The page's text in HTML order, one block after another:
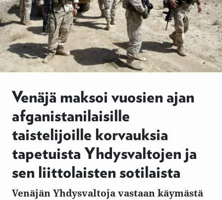
Venäjä maksoi vuosien ajan
afganistanilaisille
taistelijoille korvauksia
tapetuista Yhdysvaltojen ja
sen liittolaisten sotilaista
Venäjän Yhdysvaltoja vastaan käymästä